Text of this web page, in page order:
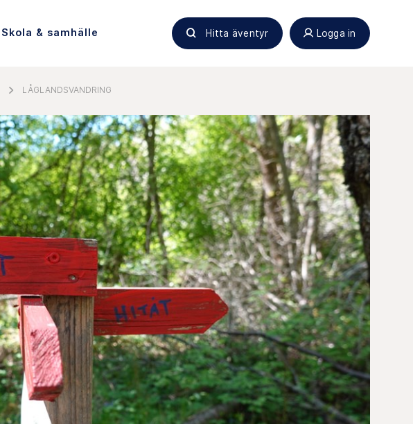
Skola & samhälle Hitta äventyr Logga in
LÅGLANDSVANDRING